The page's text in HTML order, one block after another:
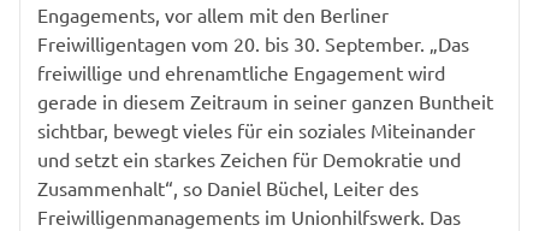
Engagements, vor allem mit den Berliner
Freiwilligentagen vom 20. bis 30. September. „Das
freiwillige und ehrenamtliche Engagement wird
gerade in diesem Zeitraum in seiner ganzen Buntheit
sichtbar, bewegt vieles für ein soziales Miteinander
und setzt ein starkes Zeichen für Demokratie und
Zusammenhalt“, so Daniel Büchel, Leiter des
Freiwilligenmanagements im Unionhilfswerk. Das